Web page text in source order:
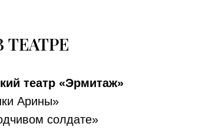
театр «Эрмитаж»
Арины»
солдате»